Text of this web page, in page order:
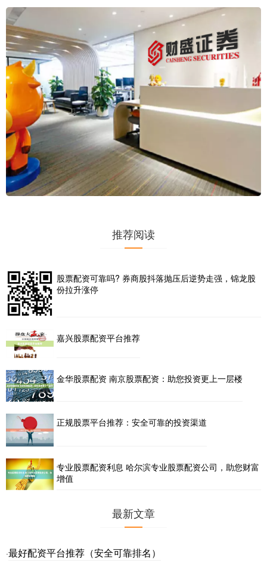
推荐阅读
股票配资可靠吗? 券商股抖落抛压后逆势走强，锦龙股
份拉升涨停
嘉兴股票配资平台推荐
金华股票配资 南京股票配资：助您投资更上一层楼
正规股票平台推荐：安全可靠的投资渠道
专业股票配资利息 哈尔滨专业股票配资公司，助您财富
增值
最新文章
·最好配资平台推荐（安全可靠排名）